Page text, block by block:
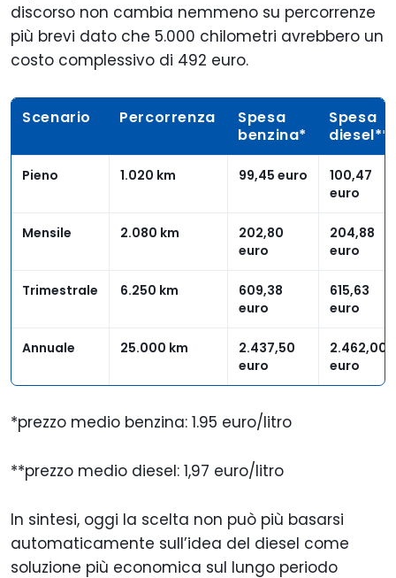
discorso non cambia nemmeno su percorrenze
più brevi dato che 5.000 chilometri avrebbero un
costo complessivo di 492 euro.
Scenario Percorrenza
Spesa
benzina*
Spesa
diesel**
Pieno 1.020 km 99,45 euro
100,47
euro
Mensile 2.080 km
202,80
euro
204,88
euro
Trimestrale 6.250 km
609,38
euro
615,63
euro
Annuale 25.000 km
2.437,50
euro
2.462,00
euro
*prezzo medio benzina: 1.95 euro/litro
**prezzo medio diesel: 1,97 euro/litro
In sintesi, oggi la scelta non può più basarsi
automaticamente sull’idea del diesel come
soluzione più economica sul lungo periodo